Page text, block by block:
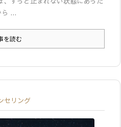
ら ...
を読む
セリング